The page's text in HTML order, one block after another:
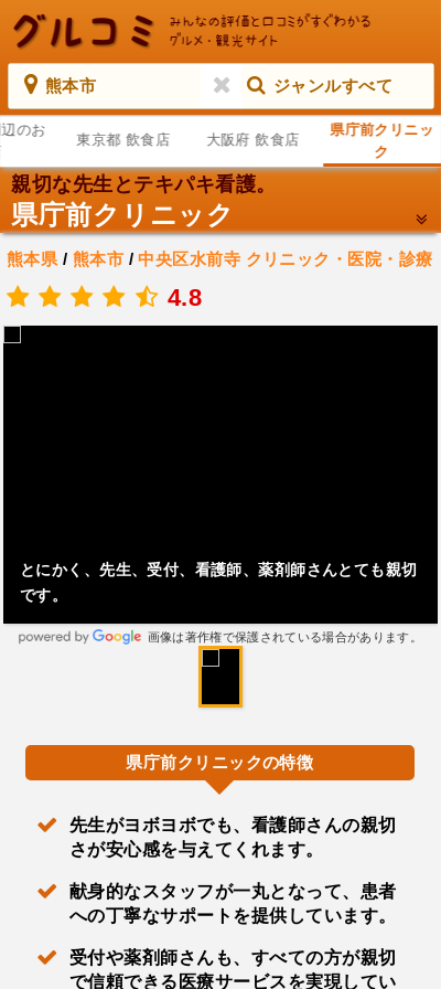
熊本市 ジャンルすべて
のお
東京都 飲食店 大阪府 飲食店
県庁前クリニッ
ク
親切な先生とテキパキ看護。
県庁前クリニック
熊本県 / 熊本市 /中央区水前寺 クリニック・医院・診療
.
4.8
とにかく、先生、受付、看護師、薬剤師さんとても親切
です。
画像は著作権で保護されている場合があります。
県庁前クリニックの特徴
先生がヨボヨボでも、看護師さんの親切
さが安心感を与えてくれます。
献身的なスタッフが一丸となって、患者
への丁寧なサポートを提供しています。
受付や薬剤師さんも、すべての方が親切
で信頼できる医療サービスを実現してい